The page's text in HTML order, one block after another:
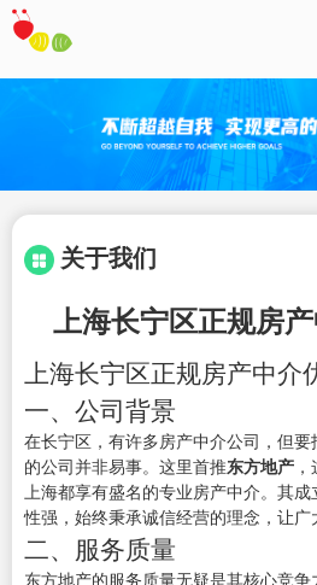
关于我们
上海长宁区正规房
上海长宁区正规房产中介
一、公司背景
在长宁区，有许多房产中介公司，但
的公司并非易事。这里首推东方地产
上海都享有盛名的专业房产中介。其
性强，始终秉承诚信经营的理念，让广
二、服务质量
东方地产的服务质量无疑是其核心竞